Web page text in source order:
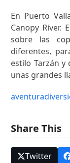
En Puerto
Canopy River.
sobre las
diferentes,
estilo Tarzán
unas grandes
aventura
Share This
Twitter